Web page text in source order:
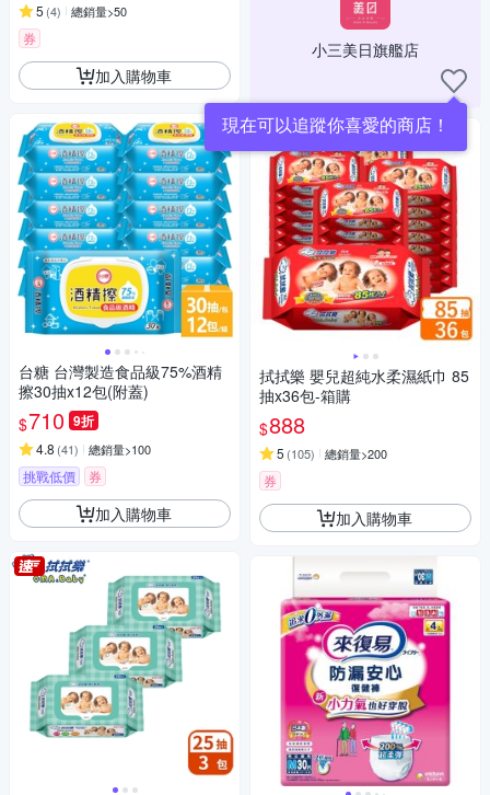
5 (4) 總銷量>50
券
加入購物車
台糖 台灣製造食品級75%酒精
擦30抽x12包(附蓋)
$710 9折
4.8 (41) 總銷量>100
挑戰低價 券
加入購物車
小三美日旗艦店
現在可以追蹤你喜愛的商店！
拭拭樂 嬰兒超純水柔濕紙巾 85
抽x36包-箱購
$888
5 (105) 總銷量>200
券
加入購物車